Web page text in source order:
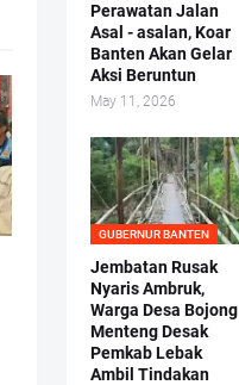
Perawatan Jalan
Asal - asalan, Koar
Banten Akan Gelar
Aksi Beruntun
May 11, 2026
GUBERNUR BANTEN
Jembatan Rusak
Nyaris Ambruk,
Warga Desa Bojong
Menteng Desak
Pemkab Lebak
Ambil Tindakan